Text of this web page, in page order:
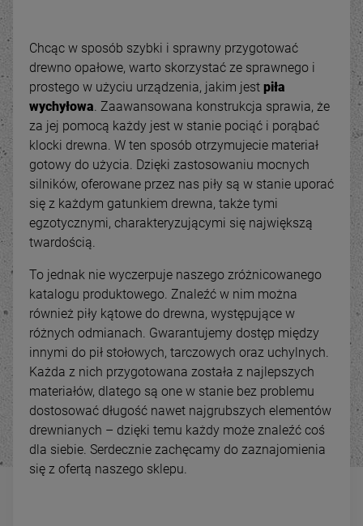
-21% 31
Chcąc w sposób szybki i sprawny przygotować
drewno opałowe, warto skorzystać ze sprawnego i
prostego w użyciu urządzenia, jakim jest piła
wychyłowa. Zaawansowana konstrukcja sprawia, że
za jej pomocą każdy jest w stanie pociąć i porąbać
klocki drewna. W ten sposób otrzymujecie materiał
gotowy do użycia. Dzięki zastosowaniu mocnych
silników, oferowane przez nas piły są w stanie uporać
się z każdym gatunkiem drewna, także tymi
egzotycznymi, charakteryzującymi się największą
twardością.
To jednak nie wyczerpuje naszego zróżnicowanego
katalogu produktowego. Znaleźć w nim można
również piły kątowe do drewna, występujące w
różnych odmianach. Gwarantujemy dostęp między
innymi do pił stołowych, tarczowych oraz uchylnych.
Każda z nich przygotowana została z najlepszych
materiałów, dlatego są one w stanie bez problemu
dostosować długość nawet najgrubszych elementów
drewnianych – dzięki temu każdy może znaleźć coś
dla siebie. Serdecznie zachęcamy do zaznajomienia
się z ofertą naszego sklepu.